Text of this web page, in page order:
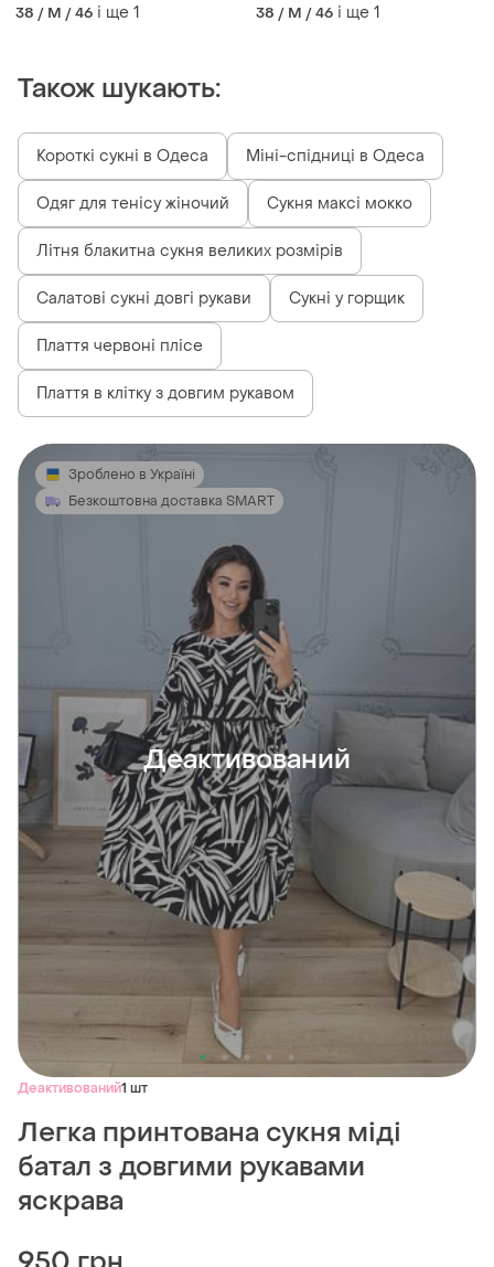
38 / M / 46 і ще 1 38 / M / 46 і ще 1
Також шукають:
Короткі сукні в Одеса Міні-спідниці в Одеса
Одяг для тенісу жіночий Сукня максі мокко
Літня блакитна сукня великих розмірів
Салатові сукні довгі рукави Сукні у горщик
Плаття червоні плісе
Плаття в клітку з довгим рукавом
Зроблено в Україні
Безкоштовна доставка SMART
Деактивований
Деактивований1 шт
Легка принтована сукня міді
батал з довгими рукавами
яскрава